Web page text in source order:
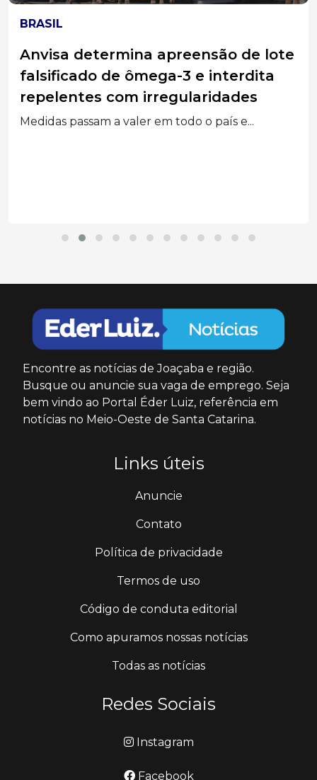
BRASIL
Anvisa determina apreensão de lote
falsificado de ômega-3 e interdita
repelentes com irregularidades
Medidas passam a valer em todo o país e...
Encontre as notícias de Joaçaba e região.
Busque ou anuncie sua vaga de emprego. Seja
bem vindo ao Portal Éder Luiz, referência em
notícias no Meio-Oeste de Santa Catarina.
Links úteis
Anuncie
Contato
Política de privacidade
Termos de uso
Código de conduta editorial
Como apuramos nossas notícias
Todas as notícias
Redes Sociais
Instagram
Facebook